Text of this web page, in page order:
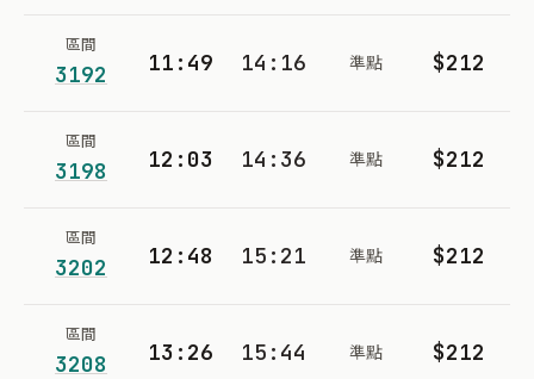
區間
3192 11:49 14:16 準點 $212
區間
3198 12:03 14:36 準點 $212
區間
3202 12:48 15:21 準點 $212
區間
3208 13:26 15:44 準點 $212